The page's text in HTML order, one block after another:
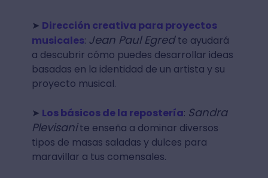
➤ Dirección creativa para proyectos
musicales: Jean Paul Egredte ayudará
a descubrir cómo puedes desarrollar ideas
basadas en la identidad de un artista y su
proyecto musical.
➤ Los básicos de la repostería: Sandra
Plevisanite enseña a dominar diversos
tipos de masas saladas y dulces para
maravillar a tus comensales.